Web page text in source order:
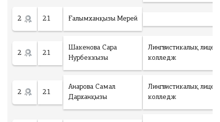
2 21 Ғалымханқызы Мерей
2 21
Шакенова Сара
Нурбеккызы
Лингвистикалық лицей
колледж
2 21
Анарова Самал
Дарханқызы
Лингвистикалық лицей
колледж